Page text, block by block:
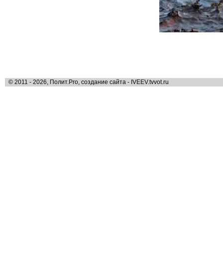
© 2011 - 2026, Полит.Pro, создание сайта - IVEEV.tvvot.ru